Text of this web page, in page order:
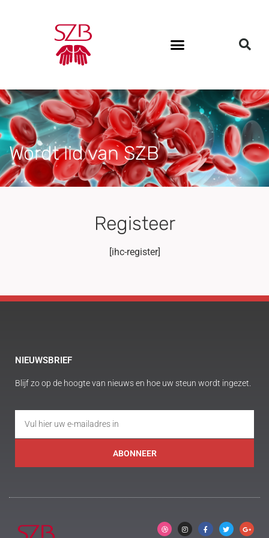
Wordt lid van SZB
Registeer
[ihc-register]
NIEUWSBRIEF
Blijf zo op de hoogte van nieuws en hoe uw steun wordt ingezet.
ABONNEER